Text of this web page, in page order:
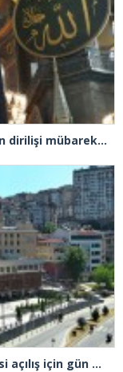
Cumhurbaşkanı Erdoğan: “Ayasofya’nın dirilişi mübarek olsun”
Kağıthane’de Ayazma Camii ve Külliyesi açılış için gün sayıyor